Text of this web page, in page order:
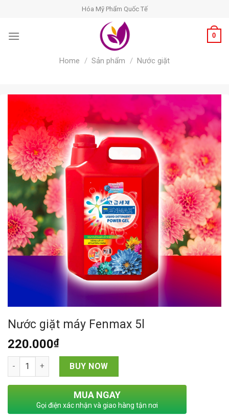
content
Hóa Mỹ Phẩm Quốc Tế
0
Home / Sản phẩm / Nước giặt
Nước giặt máy Fenmax 5l
220.000₫
Nước giặt máy Fenmax 5l quantity
BUY NOW
MUA NGAY
Gọi điện xác nhận và giao hàng tận nơi